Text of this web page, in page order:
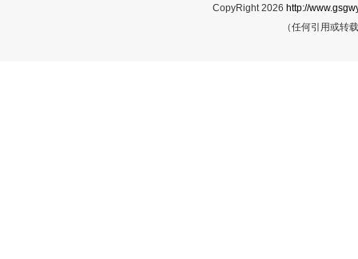
CopyRight 2026 http://
（任何引用或转